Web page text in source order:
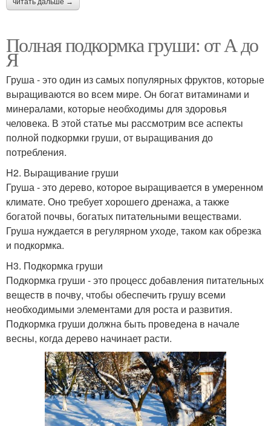
читать дальше →
Полная подкормка груши: от А до
Я
Груша - это один из самых популярных фруктов, которые
выращиваются во всем мире. Он богат витаминами и
минералами, которые необходимы для здоровья
человека. В этой статье мы рассмотрим все аспекты
полной подкормки груши, от выращивания до
потребления.
H2. Выращивание груши
Груша - это дерево, которое выращивается в умеренном
климате. Оно требует хорошего дренажа, а также
богатой почвы, богатых питательными веществами.
Груша нуждается в регулярном уходе, таком как обрезка
и подкормка.
H3. Подкормка груши
Подкормка груши - это процесс добавления питательных
веществ в почву, чтобы обеспечить грушу всеми
необходимыми элементами для роста и развития.
Подкормка груши должна быть проведена в начале
весны, когда дерево начинает расти.